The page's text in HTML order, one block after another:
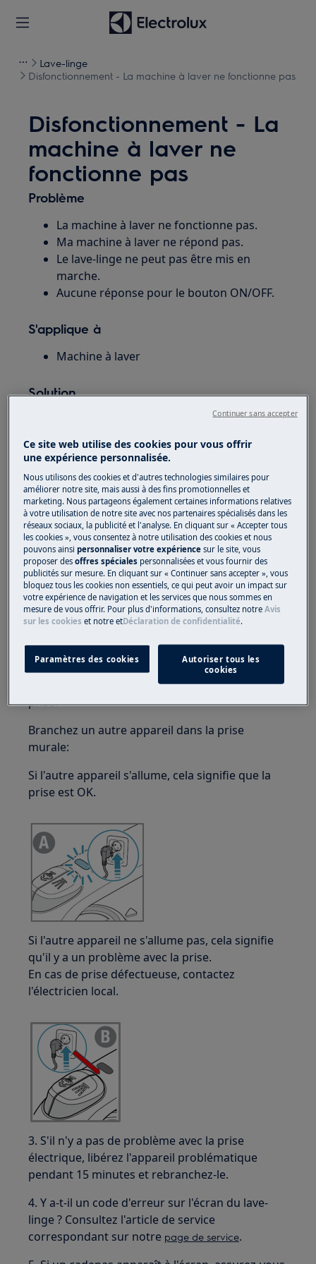
Lave-linge
Disfonctionnement - La machine à laver ne fonctionne pas
Disfonctionnement - La
machine à laver ne
fonctionne pas
Problème
La machine à laver ne fonctionne pas.
Ma machine à laver ne répond pas.
Le lave-linge ne peut pas être mis en
marche.
Aucune réponse pour le bouton ON/OFF.
S'applique à
Machine à laver
Solution
2. Vérifiez qu'il n'y a pas de problème avec la
prise.
Branchez un autre appareil dans la prise
murale:
Si l'autre appareil s'allume, cela signifie que la
prise est OK.
Si l'autre appareil ne s'allume pas, cela signifie
qu'il y a un problème avec la prise.
En cas de prise défectueuse, contactez
l'électricien local.
3. S'il n'y a pas de problème avec la prise
électrique, libérez l'appareil problématique
pendant 15 minutes et rebranchez-le.
4. Y a-t-il un code d'erreur sur l'écran du lave-
linge ? Consultez l'article de service
correspondant sur notre page de service.
Ce site web utilise des cookies pour vous offrir
une expérience personnalisée.
Nous utilisons des cookies et d'autres technologies similaires pour
améliorer notre site, mais aussi à des fins promotionnelles et
marketing. Nous partageons également certaines informations relatives
à votre utilisation de notre site avec nos partenaires spécialisés dans les
réseaux sociaux, la publicité et l'analyse. En cliquant sur « Accepter tous
les cookies », vous consentez à notre utilisation des cookies et nous
pouvons ainsipersonnaliser votre expériencesur le site, vous
proposer desoffres spéciales personnalisées et vous fournir des
publicités sur mesure. En cliquant sur « Continuer sans accepter », vous
bloquez tous les cookies non essentiels, ce qui peut avoir un impact sur
votre expérience de navigation et les services que nous sommes en
mesure de vous offrir. Pour plus d'informations, consultez notreAvis
sur les cookies et notreetDéclaration de confidentialité.
Paramètres des cookies
Autoriser tous les
cookies
Continuer sans accepter